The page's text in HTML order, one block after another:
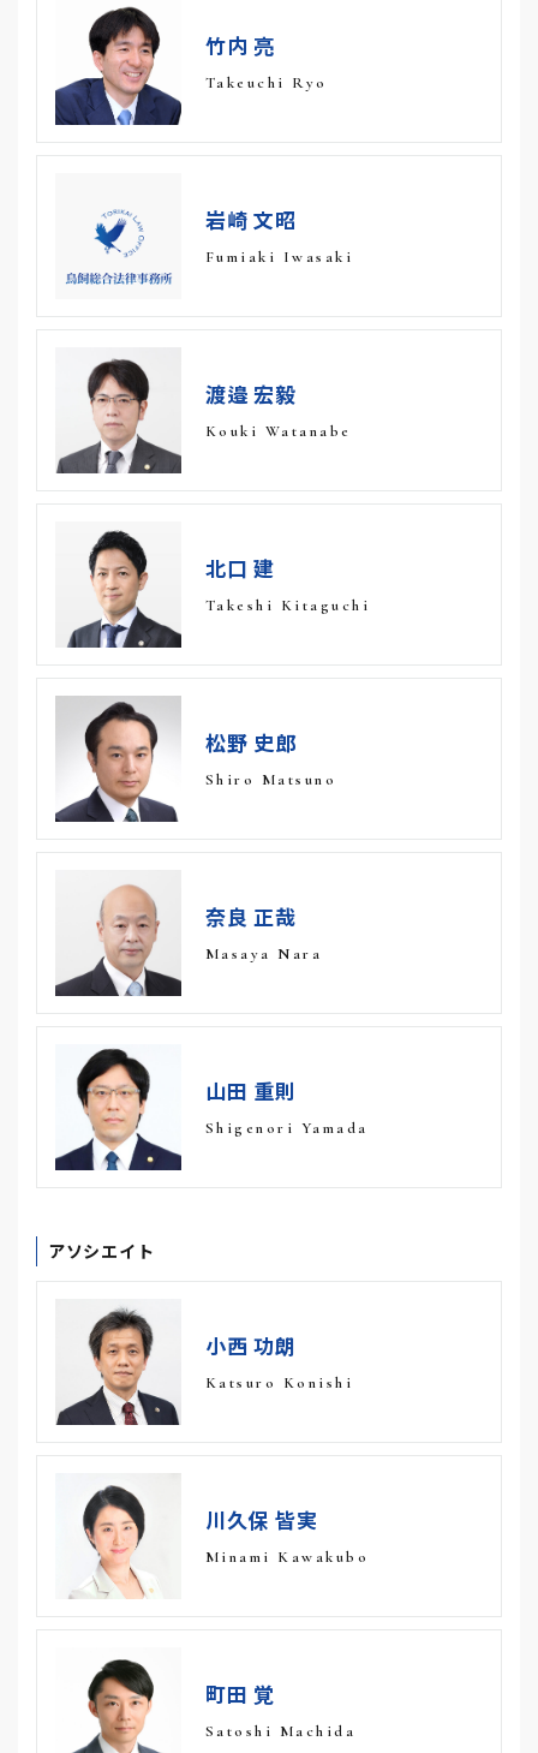
竹内 亮
Takeuchi Ryo
岩崎 文昭
Fumiaki Iwasaki
渡邉 宏毅
Kouki Watanabe
北口 建
Takeshi Kitaguchi
松野 史郎
Shiro Matsuno
奈良 正哉
Masaya Nara
山田 重則
Shigenori Yamada
アソシエイト
小西 功朗
Katsuro Konishi
川久保 皆実
Minami Kawakubo
町田 覚
Satoshi Machida